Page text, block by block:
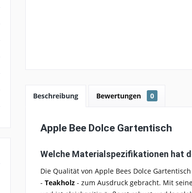
Beschreibung Bewertungen 0
Apple Bee Dolce Gartentisch
Welche Materialspezifikationen hat
Die Qualität von Apple Bees Dolce
- Teakholz - zum Ausdruck gebracht. Mit